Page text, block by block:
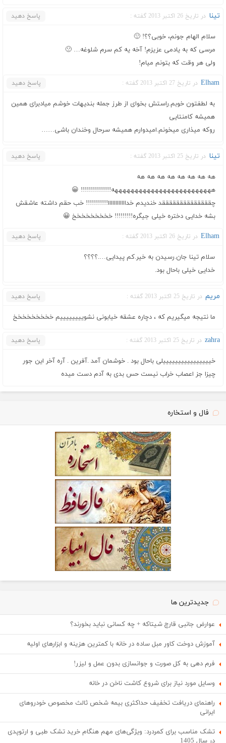
تینا در تاریخ 26 اکتبر 2013 گفته : پاسخ دهید
سلام الهام جونم، خوبی؟؟! 🙂
مرسی که به یادمی عزیزم! آخه یه کم سرم شلوغه… 🙁
ولی هر وقت که بتونم میام!
Elham در تاریخ 27 اکتبر 2013 گفته : پاسخ دهید
به لطفتون خوبم.راستش بخوای از طرز جمله بندیهات خوشم میادبرای همین
همیشه کامنتایی
روکه میذاری میخونم.امیدوارم همیشه سرحال وخندان باشی……
تینا در تاریخ 25 اکتبر 2013 گفته : پاسخ دهید
هه هه هه هه هه هه هه هه
هههههههههههههههههههههههههه!!!!!!!!!!!!!!! 😀
چققققققققققققققد خندیدم خداااااااااااا!!!!!!!!!!! خب حقم داشته عاشقش
بشه خدایی دختره خیلی جیگره!!!!!!!!! خخخخخخخخخ 😀
Elham در تاریخ 26 اکتبر 2013 گفته : پاسخ دهید
سلام تینا جان.رسیدن به خیر.کم پیدایی….؟؟؟؟
خدایی خیلی باحال بود.
مریم در تاریخ 25 اکتبر 2013 گفته : پاسخ دهید
ما نتیجه میگیریم که ، دچاره عشقه خیابونی نشوییییییییم خخخخخخخخخ
zahra در تاریخ 25 اکتبر 2013 گفته : پاسخ دهید
خییییییییییییییییلی باحال بود . خوشمان آمد .آفرین . آره آخر این جور
چیزا جز اعصاب خراب نیست حس بدی به آدم دست میده
فال و استخاره
جدیدترین ها
عوارض جانبی قارچ شیتاکه + چه کسانی نباید بخورند؟
آموزش دوخت کاور مبل ساده در خانه با کمترین هزینه و ابزارهای اولیه
فرم دهی به کل صورت و جوانسازی بدون عمل و لیزر!
وسایل مورد نیاز برای شروع کاشت ناخن در خانه
راهنمای دریافت تخفیف حداکثری بیمه شخص ثالث مخصوص خودروهای
ایرانی
تشک مناسب برای کمردرد: ویژگی‌های مهم هنگام خرید تشک طبی و ارتوپدی
در سال 1405